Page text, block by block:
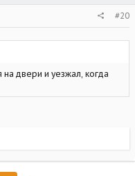
#20
двери и уезжал, когда